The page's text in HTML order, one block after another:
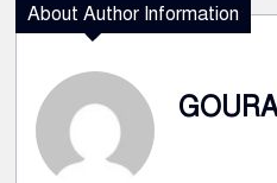
About Author Information